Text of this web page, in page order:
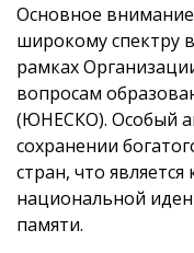
Основное
широкому спектру
рамках
вопросам
(ЮНЕСКО). Особый
сохранении
стран, что
национальной
памяти.